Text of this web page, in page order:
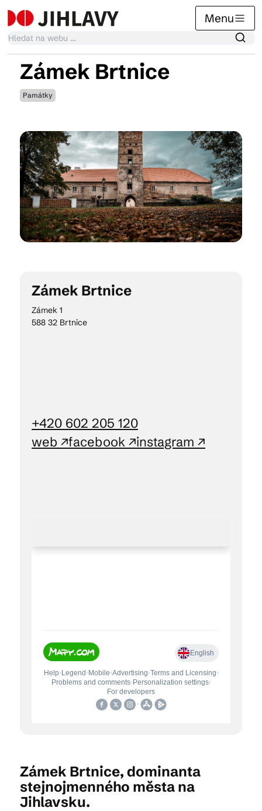
Menu
Kalendář akcí
Články
Suvenýry
© 2026 Brána Jihlavy
Zámek Brtnice
Památky
Zámek Brtnice
Zámek 1
588 32 Brtnice
+420 602 205 120
web ↗facebook ↗instagram ↗
Zámek Brtnice, dominanta
stejnojmenného města na
Jihlavsku.